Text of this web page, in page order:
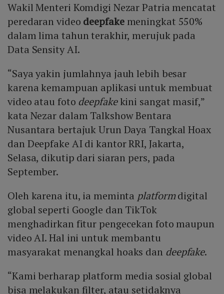
Wakil Menteri Komdigi Nezar Patria mencatat
peredaran video deepfakemeningkat 550%
dalam lima tahun terakhir, merujuk pada
Data Sensity AI.
“Saya yakin jumlahnya jauh lebih besar
karena kemampuan aplikasi untuk membuat
video atau foto deepfakekini sangat masif,”
kata Nezar dalam Talkshow Bentara
Nusantara bertajuk Urun Daya Tangkal Hoax
dan Deepfake AI di kantor RRI, Jakarta,
Selasa, dikutip dari siaran pers, pada
September.
Oleh karena itu, ia meminta platformdigital
global seperti Google dan TikTok
menghadirkan fitur pengecekan foto maupun
video AI. Hal ini untuk membantu
masyarakat menangkal hoaks dan deepfake.
“Kami berharap platform media sosial global
bisa melakukan filter, atau setidaknya